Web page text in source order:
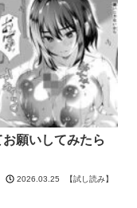
お願いしてみたら
2026.03.25 【試し読み】